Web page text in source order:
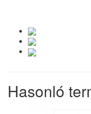
Hasonló